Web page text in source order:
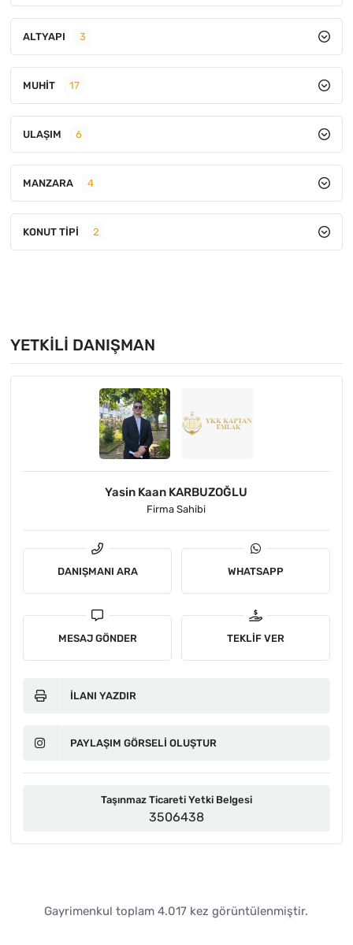
ALTYAPI 3
MUHIT 17
ULAŞIM 6
MANZARA 4
KONUT TIPI 2
YETKILI DANIŞMAN
Yasin Kaan KARBUZOĞLU
Firma Sahibi
DANIŞMANI ARA WHATSAPP
MESAJ GÖNDER TEKLIF VER
İLANI YAZDIR
PAYLAŞIM GÖRSELI OLUŞTUR
Taşınmaz Ticareti Yetki Belgesi
3506438
Gayrimenkul toplam 4.017 kez görüntülenmiştir.